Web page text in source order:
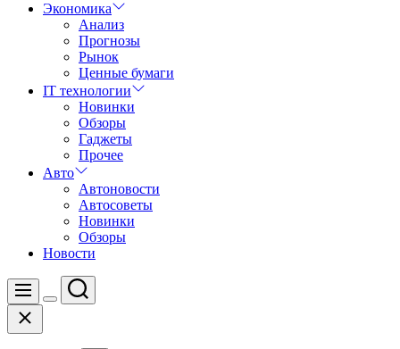
Экономика
Анализ
Прогнозы
Рынок
Ценные бумаги
IT технологии
Новинки
Обзоры
Гаджеты
Прочее
Авто
Автоновости
Автосоветы
Новинки
Обзоры
Новости
Меню
Цвет
Поиск
Закрыть